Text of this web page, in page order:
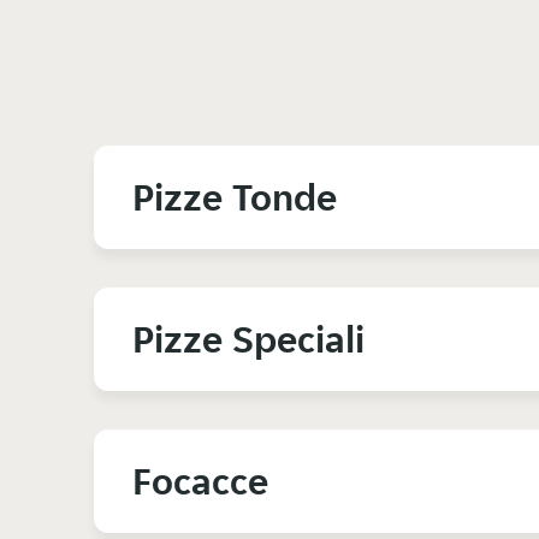
Pizze Tonde
Pizze Speciali
Focacce